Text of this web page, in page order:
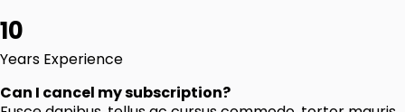
10
Years Experience
Can I cancel my subscription?